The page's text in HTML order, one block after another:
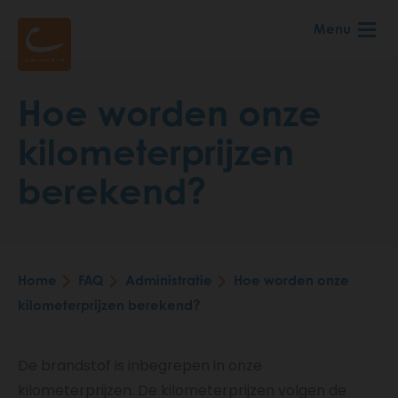
Menu
Hoe worden onze
kilometerprijzen
berekend?
Breadcrumb
Home FAQ Administratie
Hoe worden onze
kilometerprijzen berekend?